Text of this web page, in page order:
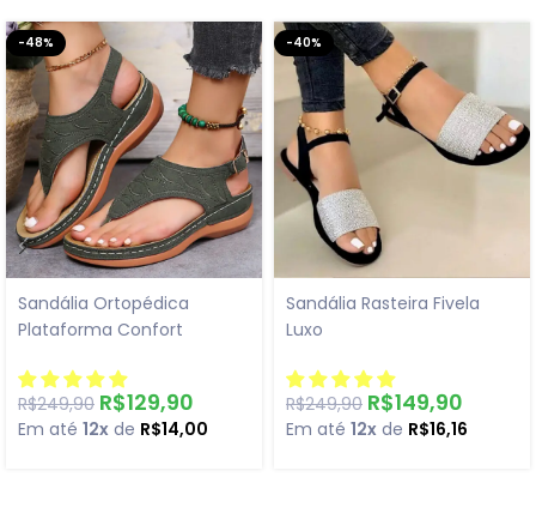
-48%
Sandália Ortopédica
Plataforma Confort
R$249,90 R$129,90
Em até 12x de R$14,00
-40%
Sandália Rasteira Fivela
Luxo
R$249,90 R$149,90
Em até 12x de R$16,16